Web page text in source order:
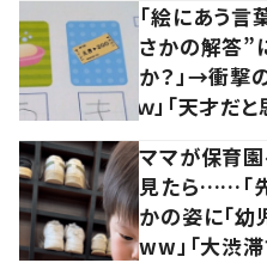
「絵にあう言
さかの解答”
か？」→衝撃
ｗ」「天才だと
ママが保育
見たら……「
かの姿に「
ww」「大渋